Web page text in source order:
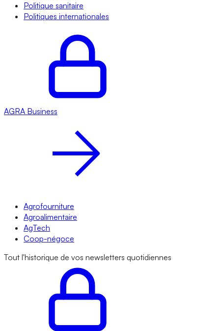
Politique sanitaire
Politiques internationales
AGRA Business
Agrofourniture
Agroalimentaire
AgTech
Coop-négoce
Tout l'historique de vos newsletters quotidiennes